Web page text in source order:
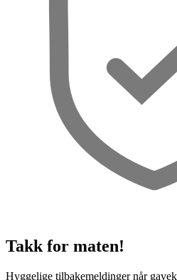
Takk for maten!
Hyggelige tilbakemeldinger når